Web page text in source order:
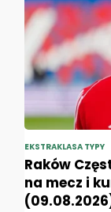
EKSTRAKLASA TYPY
Raków
na mecz i